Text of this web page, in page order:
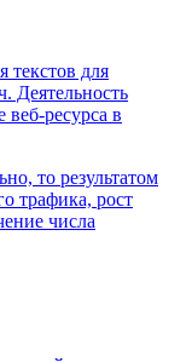
текстов для
Деятельность
ресурса в
то результатом
трафика, рост
числа